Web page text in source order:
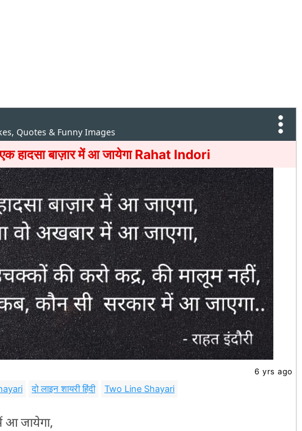
Quotes & Funny Images
हादसा बाज़ार में आ जायेगा Rahat Indori
6 yrs ago
दो लाइन शायरी हिंदी Two Line Shayari
आ जायेगा,